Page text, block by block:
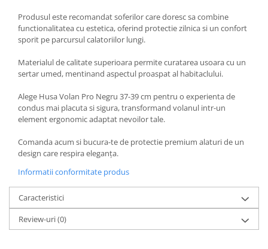
Produsul este recomandat soferilor care doresc sa combine
functionalitatea cu estetica, oferind protectie zilnica si un confort
sporit pe parcursul calatoriilor lungi.
Materialul de calitate superioara permite curatarea usoara cu un
sertar umed, mentinand aspectul proaspat al habitaclului.
Alege Husa Volan Pro Negru 37-39 cm pentru o experienta de
condus mai placuta si sigura, transformand volanul intr-un
element ergonomic adaptat nevoilor tale.
Comanda acum si bucura-te de protectie premium alaturi de un
design care respira eleganța.
Informatii conformitate produs
Caracteristici
Review-uri(0)